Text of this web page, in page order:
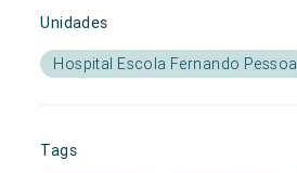
Unidades
Hospital Escola Fernando Pessoa
Tags